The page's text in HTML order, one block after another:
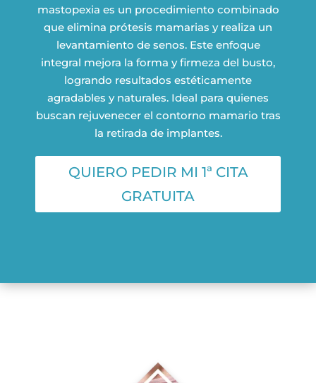
mastopexia es un procedimiento combinado
que elimina prótesis mamarias y realiza un
levantamiento de senos. Este enfoque
integral mejora la forma y firmeza del busto,
logrando resultados estéticamente
agradables y naturales. Ideal para quienes
buscan rejuvenecer el contorno mamario tras
la retirada de implantes.
QUIERO PEDIR MI 1ª CITA
GRATUITA